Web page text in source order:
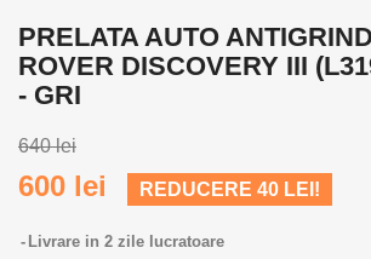
PRELATA AUTO
ROVER DISCOVERY III
- GRI
640 lei
600 lei REDUCERE 40 LEI!
Livrare in 2 zile lucratoare